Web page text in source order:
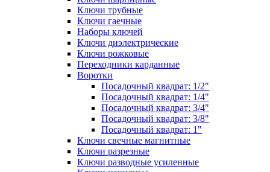
Ключи трубные
Ключи гаечные
Наборы ключей
Ключи диэлектрические
Ключи рожковые
Переходники карданные
Воротки
Посадочный квадрат: 1/2"
Посадочный квадрат: 1/4"
Посадочный квадрат: 3/4"
Посадочный квадрат: 3/8"
Посадочный квадрат: 1"
Ключи свечные магнитные
Ключи разрезные
Ключи разводные усиленные